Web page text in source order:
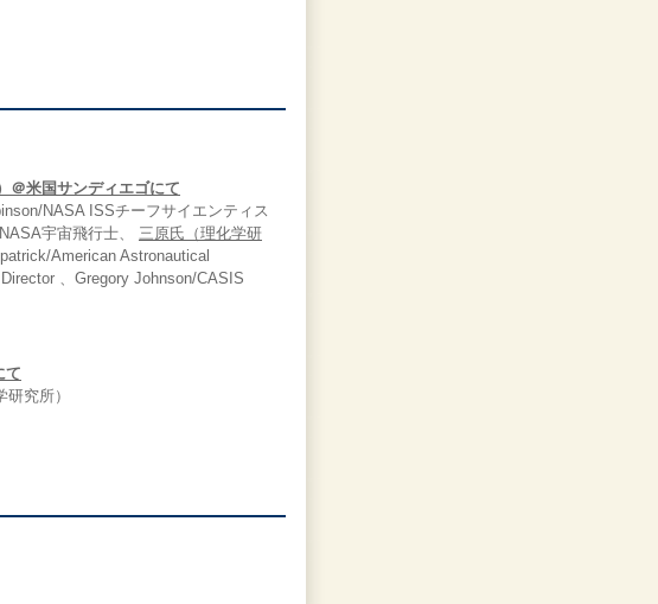
＠米国サンディエゴにて
NASA ISSチーフサイエンティス
宇宙飛行士、 三原氏（理化学研
American Astronautical
、Gregory Johnson/CASIS
て
究所）